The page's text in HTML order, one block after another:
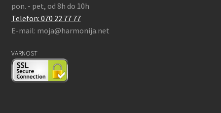
pon. - pet, od 8h do 10h
Telefon: 070 22 77 77
E-mail: moja@harmonija.net
VARNOST